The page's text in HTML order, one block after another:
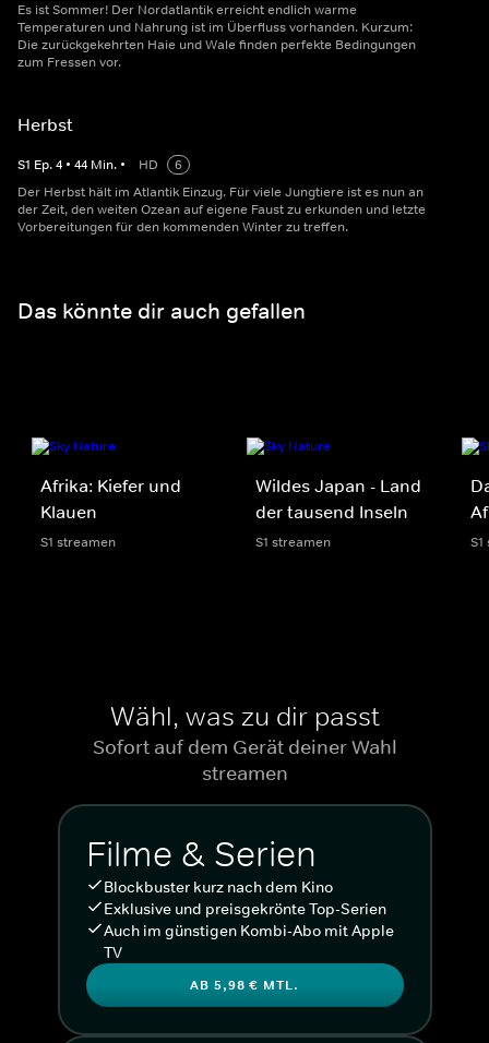
Es ist Sommer! Der Nordatlantik erreicht endlich warme
Temperaturen und Nahrung ist im Überfluss vorhanden. Kurzum:
Die zurückgekehrten Haie und Wale finden perfekte Bedingungen
zum Fressen vor.
Herbst
S1 Ep.4 • 44 Min. • HD
6
Der Herbst hält im Atlantik Einzug. Für viele Jungtiere ist es nun an
der Zeit, den weiten Ozean auf eigene Faust zu erkunden und letzte
Vorbereitungen für den kommenden Winter zu treffen.
Das könnte dir auch gefallen
Afrika: Kiefer und
Klauen
S1 streamen
Wildes Japan - Land
der tausend Inseln
S1 streamen
Wähl, was zu dir passt
Sofort auf dem Gerät deiner Wahl
streamen
Filme & Serien
Blockbuster kurz nach dem Kino
Exklusive und preisgekrönte Top-Serien
Auch im günstigen Kombi-Abo mit Apple
TV
AB 5,98 € MTL.